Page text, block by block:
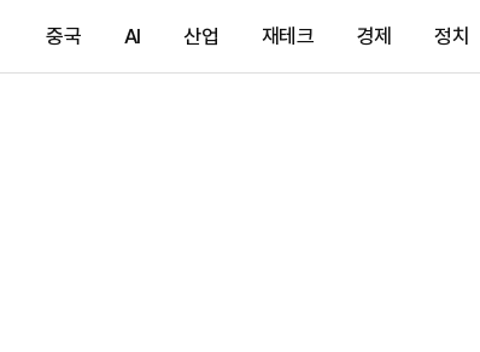
중국 AI 산업 재테크 경제 정치